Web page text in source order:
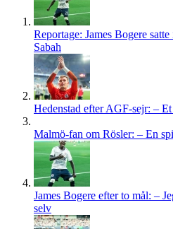
Reportage: James Bogere
Sabah
Hedenstad efter AGF-sejr: –
Malmö-fan om Rösler: – En
James Bogere efter to mål: –
selv